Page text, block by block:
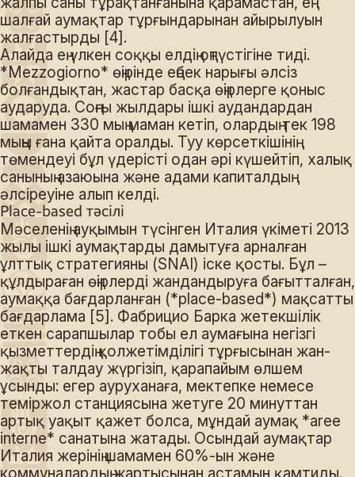
шалғай аумақтар тұрғындарынан айырылуын
жалғастырды [4].
Алайда ең үлкен соққы елдің оңтүстігіне тиді.
*Mezzogiorno* өңірінде еңбек нарығы әлсіз
болғандықтан, жастар басқа өңірлерге қоныс
аударуда. Соңғы жылдары ішкі аудандардан
шамамен 330 мың маман кетіп, олардың тек 198
мыңы ғана қайта оралды. Туу көрсеткішінің
төмендеуі бұл үдерісті одан әрі күшейтіп, халық
санының азаюына және адами капиталдың
әлсіреуіне алып келді.
Place-based тәсілі
Мәселенің ауқымын түсінген Италия үкіметі 2013
жылы ішкі аумақтарды дамытуға арналған
ұлттық стратегияны (SNAI) іске қосты. Бұл –
құлдыраған өңірлерді жандандыруға бағытталған,
аумаққа бағдарланған (*place-based*) мақсатты
бағдарлама [5]. Фабрицио Барка жетекшілік
еткен сарапшылар тобы ел аумағына негізгі
қызметтердің қолжетімділігі тұрғысынан жан-
жақты талдау жүргізіп, қарапайым өлшем
ұсынды: егер ауруханаға, мектепке немесе
теміржол станциясына жетуге 20 минуттан
артық уақыт қажет болса, мұндай аумақ *aree
interne* санатына жатады. Осындай аумақтар
Италия жерінің шамамен 60%-ын және
коммуналардың жартысынан астамын қамтиды.